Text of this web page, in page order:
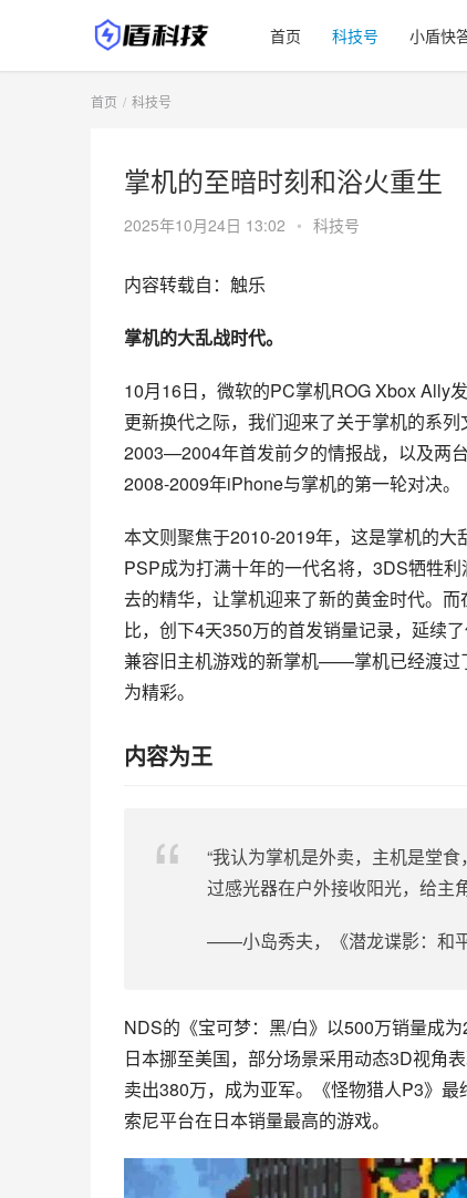
首页 科技号 小盾快
首页 科技号
掌机的至暗时刻和浴火重生
2025年10月24日 13:02 • 科技号
内容转载自：触乐
掌机的大乱战时代。
10月16日，微软的PC掌机ROG Xbox Ally
更新换代之际，我们迎来了关于掌机的系
2003—2004年首发前夕的情报战，以及两
2008-2009年iPhone与掌机的第一轮对决。
本文则聚焦于2010-2019年，这是掌机的大
PSP成为打满十年的一代名将，3DS牺牲
去的精华，让掌机迎来了新的黄金时代。
比，创下4天350万的首发销量记录，延续
兼容旧主机游戏的新掌机——掌机已经渡过
为精彩。
内容为王
“我认为掌机是外卖，主机是堂
过感光器在户外接收阳光，给主
——小岛秀夫，《潜龙谍影：和
NDS的《宝可梦：黑/白》以500万销量成
日本挪至美国，部分场景采用动态3D视角
卖出380万，成为亚军。《怪物猎人P3》
索尼平台在日本销量最高的游戏。